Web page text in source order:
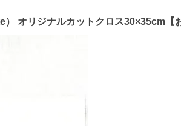
オリジナルカットクロス30×35cm【